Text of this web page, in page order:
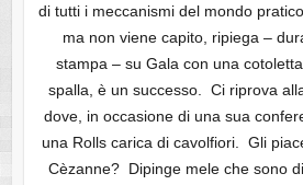
di tutti i meccanismi del mondo
ma non viene capito, ripiega –
stampa – su Gala con una
spalla, è un successo. Ci riprova
dove, in occasione di una sua
una Rolls carica di cavolfiori. Gli
Cèzanne? Dipinge mele che sono